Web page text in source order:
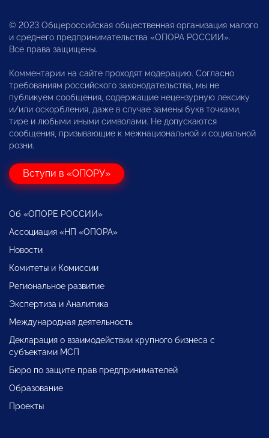
© 2023 Общероссийская общественная организация малого
и среднего предпринимательства «ОПОРА РОССИИ».
Все права защищены.
Комментарии на сайте проходят модерацию. Согласно
требованиям российского законодательства, мы не
публикуем сообщения, содержащие нецензурную лексику
и/или оскорбления, даже в случае замены букв точками,
тире и любыми иными символами. Не допускаются
сообщения, призывающие к межнациональной и социальной
розни.
Вступи в «ОПОРУ»
Об «ОПОРЕ РОССИИ»
Ассоциация «НП «ОПОРА»
Новости
Комитеты и Комиссии
Региональное развитие
Экспертиза и Аналитика
Международная деятельность
Декларация о взаимодействии крупного бизнеса с
субъектами МСП
Бюро по защите прав предпринимателей
Образование
Проекты